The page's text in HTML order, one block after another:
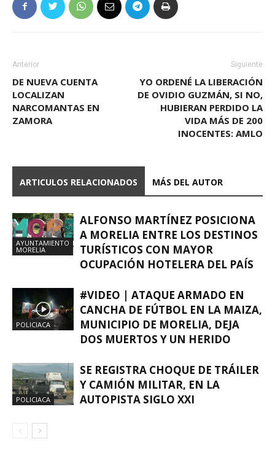
Anterior
DE NUEVA CUENTA
LOCALIZAN
NARCOMANTAS EN
ZAMORA
Siguiente
YO ORDENÉ LA LIBERACIÓN
DE OVIDIO GUZMÁN, SI NO,
HUBIERAN PERDIDO LA
VIDA MÁS DE 200
INOCENTES: AMLO
ARTICULOS RELACIONADOS MÁS DEL AUTOR
AYUNTAMIENTO
MORELIA
ALFONSO MARTÍNEZ POSICIONA
A MORELIA ENTRE LOS DESTINOS
TURÍSTICOS CON MAYOR
OCUPACIÓN HOTELERA DEL PAÍS
POLICIACA
#VIDEO | ATAQUE ARMADO EN
CANCHA DE FÚTBOL EN LA MAIZA,
MUNICIPIO DE MORELIA, DEJA
DOS MUERTOS Y UN HERIDO
POLICIACA
SE REGISTRA CHOQUE DE TRÁILER
Y CAMIÓN MILITAR, EN LA
AUTOPISTA SIGLO XXI